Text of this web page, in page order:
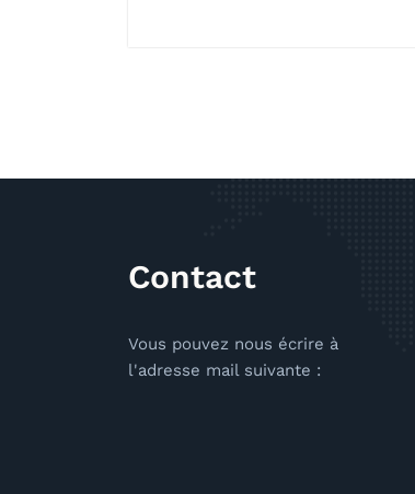
Contact
Vous pouvez nous écrire à
l'adresse mail suivante :